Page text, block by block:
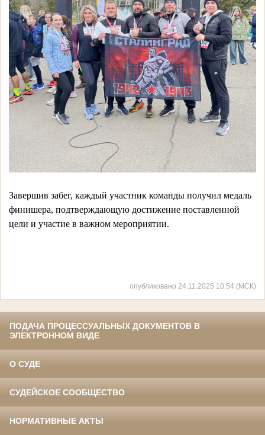
Завершив забег, каждый участник команды получил медаль
финишера, подтверждающую достижение поставленной
цели и участие в важном мероприятии.
опубликовано 24.11.2025 10:54 (МСК)
ПОДАЧА ПРОЦЕССУАЛЬНЫХ ДОКУМЕНТОВ В
ЭЛЕКТРОННОМ ВИДЕ
О СУДЕ
СУДЕЙСКОЕ СООБЩЕСТВО
НОРМАТИВНЫЕ АКТЫ